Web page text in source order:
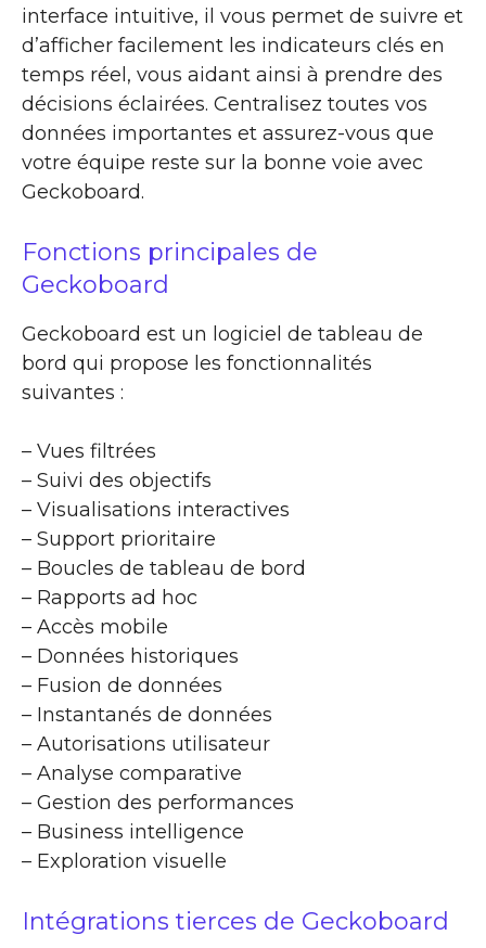
interface intuitive, il vous permet de suivre et
d’afficher facilement les indicateurs clés en
temps réel, vous aidant ainsi à prendre des
décisions éclairées. Centralisez toutes vos
données importantes et assurez-vous que
votre équipe reste sur la bonne voie avec
Geckoboard.
Fonctions principales de
Geckoboard
Geckoboard est un logiciel de tableau de
bord qui propose les fonctionnalités
suivantes :
– Vues filtrées
– Suivi des objectifs
– Visualisations interactives
– Support prioritaire
– Boucles de tableau de bord
– Rapports ad hoc
– Accès mobile
– Données historiques
– Fusion de données
– Instantanés de données
– Autorisations utilisateur
– Analyse comparative
– Gestion des performances
– Business intelligence
– Exploration visuelle
Intégrations tierces de Geckoboard